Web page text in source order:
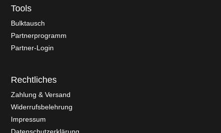
Tools
Bulktausch
Partnerprogramm
Partner-Login
Rechtliches
Zahlung & Versand
Widerrufsbelehrung
Impressum